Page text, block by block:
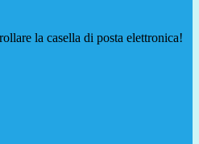
la casella di posta elettronica!